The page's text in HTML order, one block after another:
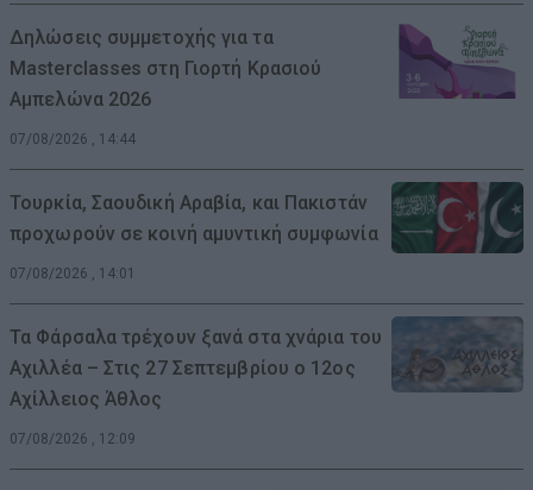
Δηλώσεις συμμετοχής για τα
Masterclasses στη Γιορτή Κρασιού
Αμπελώνα 2026
07/08/2026 , 14:44
Τουρκία, Σαουδική Αραβία, και Πακιστάν
προχωρούν σε κοινή αμυντική συμφωνία
07/08/2026 , 14:01
Τα Φάρσαλα τρέχουν ξανά στα χνάρια του
Αχιλλέα – Στις 27 Σεπτεμβρίου ο 12ος
Αχίλλειος Άθλος
07/08/2026 , 12:09